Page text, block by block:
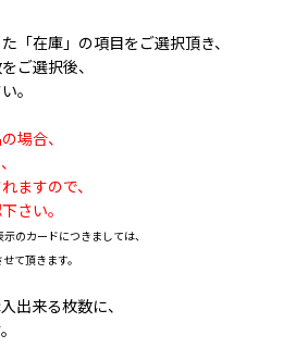
「在庫」の項目をご選択頂き、
ご選択後、
。
場合、
ますので、
さい。
カードにつきましては、
て頂きます。
出来る枚数に、